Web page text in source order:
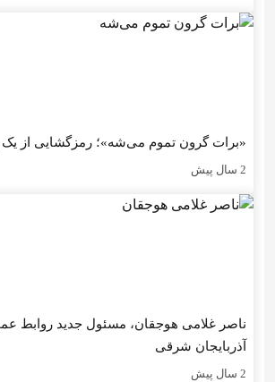
«برات گرون تموم می‌شه»؛ رمزگشایی از یک
2 سال پیش
ناصر غلامی هوجقان، مسئول جدید روابط
آذربایجان شرقی
2 سال پیش